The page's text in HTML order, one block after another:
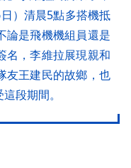
）清晨5點多搭機抵
論是飛機機組員還是
名，李維拉展現親和
友王建民的故鄉，也
段期間。